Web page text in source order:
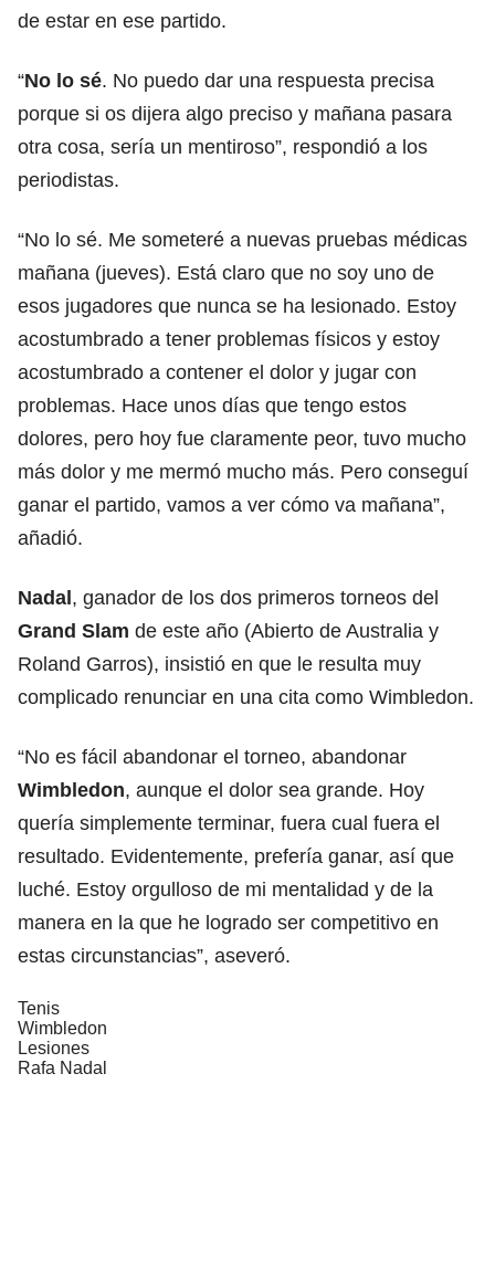
de estar en ese partido.
“No lo sé. No puedo dar una respuesta precisa
porque si os dijera algo preciso y mañana pasara
otra cosa, sería un mentiroso”, respondió a los
periodistas.
“No lo sé. Me someteré a nuevas pruebas médicas
mañana (jueves). Está claro que no soy uno de
esos jugadores que nunca se ha lesionado. Estoy
acostumbrado a tener problemas físicos y estoy
acostumbrado a contener el dolor y jugar con
problemas. Hace unos días que tengo estos
dolores, pero hoy fue claramente peor, tuvo mucho
más dolor y me mermó mucho más. Pero conseguí
ganar el partido, vamos a ver cómo va mañana”,
añadió.
Nadal, ganador de los dos primeros torneos del
Grand Slam de este año (Abierto de Australia y
Roland Garros), insistió en que le resulta muy
complicado renunciar en una cita como Wimbledon.
“No es fácil abandonar el torneo, abandonar
Wimbledon, aunque el dolor sea grande. Hoy
quería simplemente terminar, fuera cual fuera el
resultado. Evidentemente, prefería ganar, así que
luché. Estoy orgulloso de mi mentalidad y de la
manera en la que he logrado ser competitivo en
estas circunstancias”, aseveró.
Tenis
Wimbledon
Lesiones
Rafa Nadal